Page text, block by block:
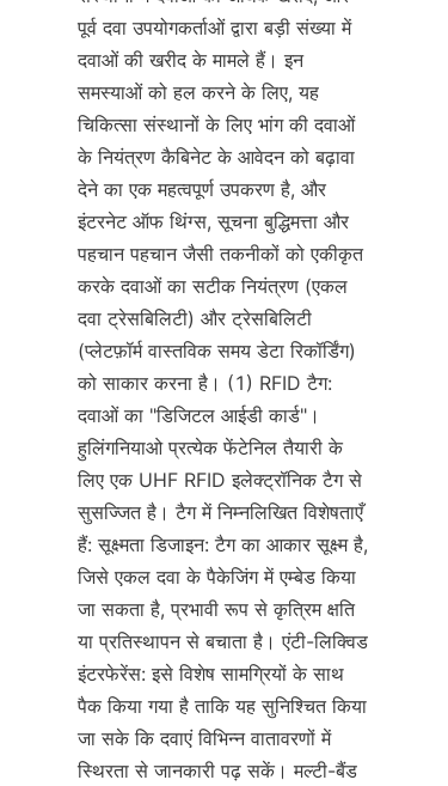
पूर्व दवा उपयोगकर्ताओं द्वारा बड़ी संख्या में
दवाओं की खरीद के मामले हैं। इन
समस्याओं को हल करने के लिए, यह
चिकित्सा संस्थानों के लिए भांग की दवाओं
के नियंत्रण कैबिनेट के आवेदन को बढ़ावा
देने का एक महत्वपूर्ण उपकरण है, और
इंटरनेट ऑफ थिंग्स, सूचना बुद्धिमत्ता और
पहचान पहचान जैसी तकनीकों को एकीकृत
करके दवाओं का सटीक नियंत्रण (एकल
दवा ट्रेसबिलिटी) और ट्रेसबिलिटी
(प्लेटफ़ॉर्म वास्तविक समय डेटा रिकॉर्डिंग)
को साकार करना है। (1) RFID टैग:
दवाओं का "डिजिटल आईडी कार्ड"।
हुलिंगनियाओ प्रत्येक फेंटेनिल तैयारी के
लिए एक UHF RFID इलेक्ट्रॉनिक टैग से
सुसज्जित है। टैग में निम्नलिखित विशेषताएँ
हैं: सूक्ष्मता डिजाइन: टैग का आकार सूक्ष्म है,
जिसे एकल दवा के पैकेजिंग में एम्बेड किया
जा सकता है, प्रभावी रूप से कृत्रिम क्षति
या प्रतिस्थापन से बचाता है। एंटी-लिक्विड
इंटरफेरेंस: इसे विशेष सामग्रियों के साथ
पैक किया गया है ताकि यह सुनिश्चित किया
जा सके कि दवाएं विभिन्न वातावरणों में
स्थिरता से जानकारी पढ़ सकें। मल्टी-बैंड